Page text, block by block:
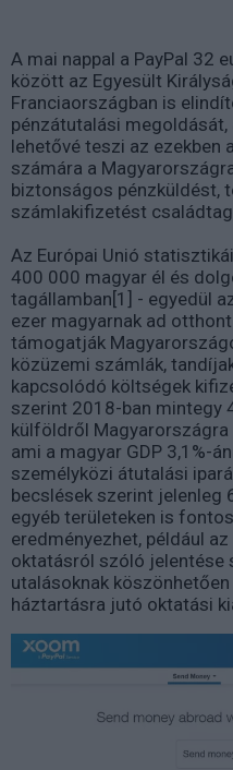
A mai nappal a PayPal 32
között az Egyesült
Franciaországban is
pénzátutalási
lehetővé teszi az ezekben
számára a
biztonságos pénzküldést,
számlakifizetést
Az Európai Unió
400 000 magyar él és
tagállamban[1] - egyedül
ezer magyarnak ad
támogatják
közüzemi számlák,
kapcsolódó költségek
szerint 2018-ban mintegy
külföldről
ami a magyar GDP 3,1%-
személyközi átutalási
becslések szerint jelenleg
egyéb területeken is
eredményezhet, például
oktatásról szóló jelentése
utalásoknak
háztartásra jutó oktatási